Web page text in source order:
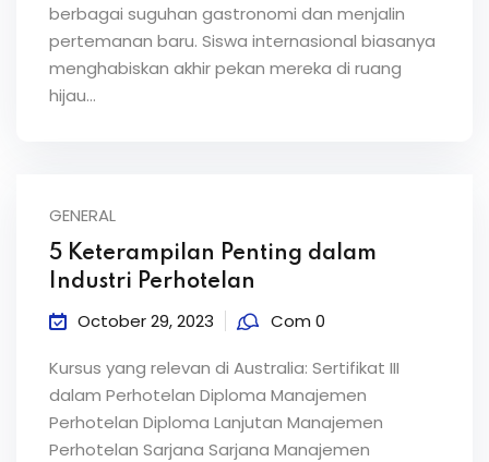
berbagai suguhan gastronomi dan menjalin
pertemanan baru. Siswa internasional biasanya
menghabiskan akhir pekan mereka di ruang
hijau...
GENERAL
5 Keterampilan Penting dalam
Industri Perhotelan
October 29, 2023 Com 0
Kursus yang relevan di Australia: Sertifikat III
dalam Perhotelan Diploma Manajemen
Perhotelan Diploma Lanjutan Manajemen
Perhotelan Sarjana Sarjana Manajemen